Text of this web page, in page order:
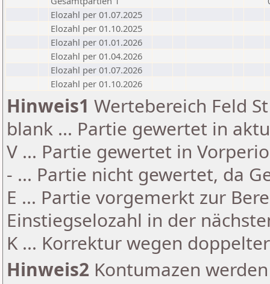
Elozahl per 01.07.2025
Elozahl per 01.10.2025
Elozahl per 01.01.2026
Elozahl per 01.04.2026
Elozahl per 01.07.2026
Elozahl per 01.10.2026
Hinweis1 Wertebereich Feld
blank ... Partie gewertet in
V ... Partie gewertet in
- ... Partie nicht gewertet, da
E ... Partie vorgemerkt zur
Einstiegselozahl in der
K ... Korrektur wegen
Hinweis2 Kontumazen